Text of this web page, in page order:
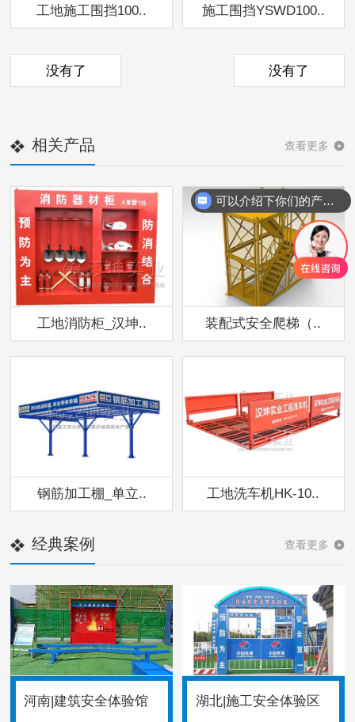
工地施工围挡100.. 施工围挡YSWD100..
没有了 没有了
查看更多
相关产品
工地消防柜_汉坤.. 装配式安全爬梯（..
钢筋加工棚_单立.. 工地洗车机HK-10..
查看更多
经典案例
河南|建筑安全体验馆
湖北|施工安全体验区
可以介绍下你们的产品么